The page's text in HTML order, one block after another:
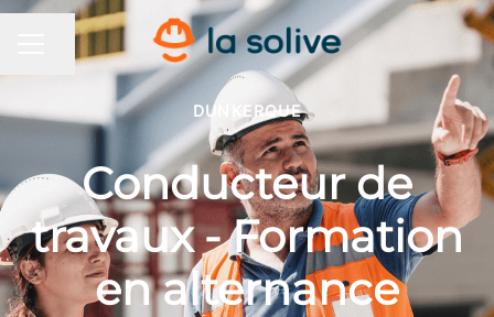
MENU CARRIÈRE
Partager la page
DUNKERQUE
Conducteur de
travaux - Formation
en alternance